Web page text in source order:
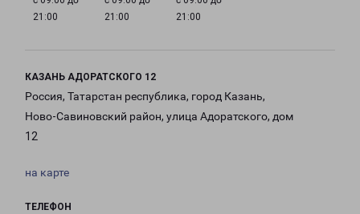
21:00
21:00
21:00
КАЗАНЬ АДОРАТСКОГО 12
Россия, Татарстан республика, город Казань,
Ново-Савиновский район, улица Адоратского, дом
12
на карте
ТЕЛЕФОН